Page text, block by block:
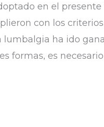
en el presente
con los
ha ido
formas, es